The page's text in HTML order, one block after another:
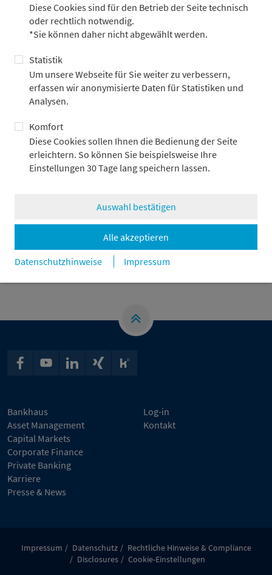
Diese Cookies sind für den Betrieb der Seite technisch
oder rechtlich notwendig.
*Sie können daher nicht abgewählt werden.
Statistik
Um unsere Webseite für Sie weiter zu verbessern,
erfassen wir anonymisierte Daten für Statistiken und
Analysen.
Komfort
Diese Cookies sollen Ihnen die Bedienung der Seite
erleichtern. So können Sie beispielsweise Ihre
Einstellungen 30 Tage lang speichern lassen.
Auswahl bestätigen
Alle akzeptieren
Datenschutzhinweise
Impressum
So sind rund 4.000 Euro zusammengekommen. Damit
unterstützt die
Frankfurter „Sorgentelefon für Kinder und Jugendliche e. V.“
KJT Frankfurt
), Teil der „Nummer gegen Kummer“.
Dort finden Kinder und Jugendliche in herausfordernden
Wir freuen uns, das Sorgentelefon auf diese Weise
und Mitarbeitern für ihr Engagement, Monat für Monat.
Bankhaus
Asset Management
Capital Markets
Corporate Finance
Private Banking
Karriere
Presse & News
Log-in
Kontakt
Impressum Datenschutz
Rechtliche Hinweise & Compliance
Disclosures
Cookie-Einstellungen